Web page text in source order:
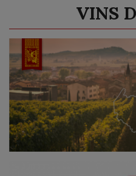
VINS